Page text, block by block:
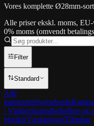
Vores komplette Ø28mm-
Alle priser ekskl. moms,
0% moms (omvendt
Filter
Standard
Alle
kategorierSvejseborde
/ VinklerSpændbolteBen og
bjælkerVærktøjssætTilbehør